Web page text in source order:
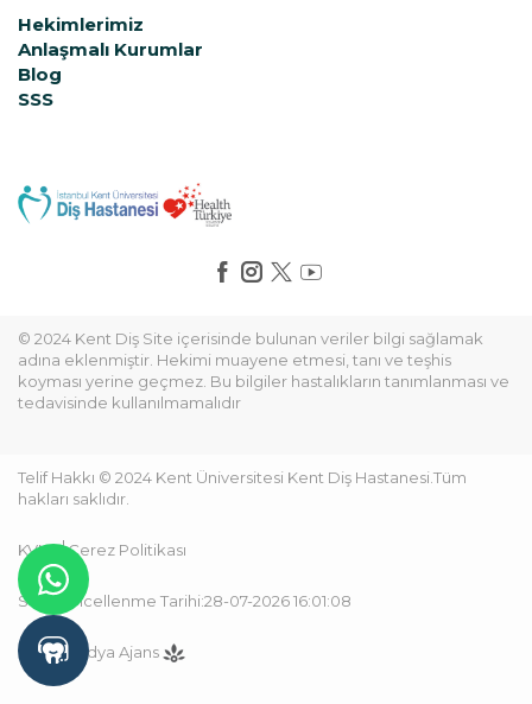
Hekimlerimiz
Anlaşmalı Kurumlar
Blog
SSS
© 2024 Kent Diş Site içerisinde bulunan veriler bilgi sağlamak
adına eklenmiştir. Hekimi muayene etmesi, tanı ve teşhis
koyması yerine geçmez. Bu bilgiler hastalıkların tanımlanması ve
tedavisinde kullanılmamalıdır
Telif Hakkı © 2024 Kent Üniversitesi Kent Diş Hastanesi.Tüm
hakları saklıdır.
KVKK Çerez Politikası
Son Güncellenme Tarihi:28-07-2026 16:01:08
Hipermedya Ajans